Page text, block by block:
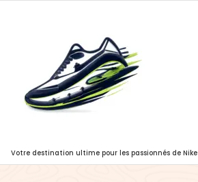
Votre destination ultime pour les passionnés de Nike